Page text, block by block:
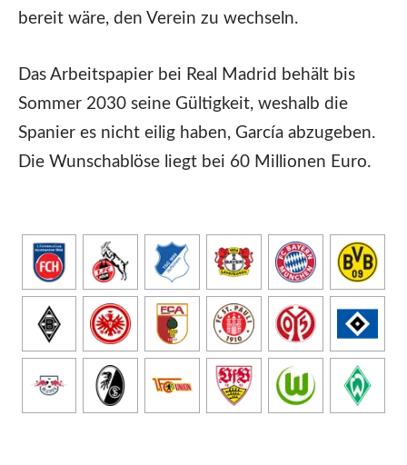
bereit wäre, den Verein zu wechseln.
Das Arbeitspapier bei Real Madrid behält bis
Sommer 2030 seine Gültigkeit, weshalb die
Spanier es nicht eilig haben, García abzugeben.
Die Wunschablöse liegt bei 60 Millionen Euro.